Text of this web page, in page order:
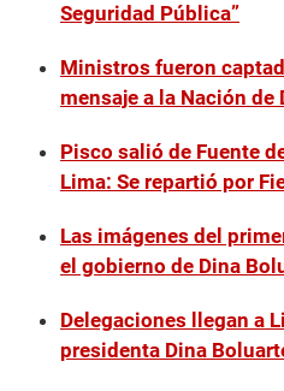
Seguridad Pública”
Ministros fueron
mensaje a la Nación de
Pisco salió de Fuente
Lima: Se repartió por
Las imágenes del
el gobierno de Dina
Delegaciones llegan a
presidenta Dina